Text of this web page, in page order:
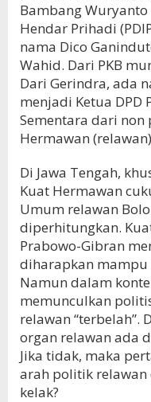
Bambang
Hendar Prihadi
nama Dico
Wahid. Dari PKB
Dari Gerindra, ada
menjadi Ketua DPD
Sementara dari
Hermawan
Di Jawa Tengah,
Kuat Hermawan
Umum relawan
diperhitungkan.
Prabowo-Gibran
diharapkan mampu
Namun dalam
memunculkan
relawan “terbelah”.
organ relawan ada
Jika tidak, maka
arah politik relawan
kelak?